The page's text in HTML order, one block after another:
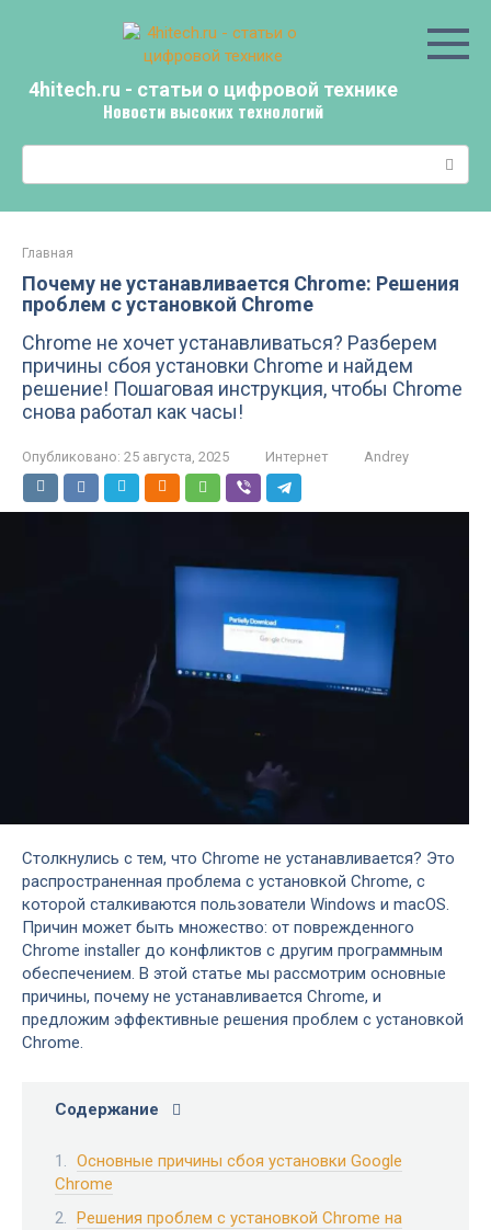
4hitech.ru - статьи о цифровой технике
Новости высоких технологий
Главная
Почему не устанавливается Chrome: Решения
проблем с установкой Chrome
Chrome не хочет устанавливаться? Разберем
причины сбоя установки Chrome и найдем
решение! Пошаговая инструкция, чтобы Chrome
снова работал как часы!
Опубликовано: 25 августа, 2025 Интернет Andrey
Столкнулись с тем, что Chrome не устанавливается? Это
распространенная проблема с установкой Chrome, с
которой сталкиваются пользователи Windows и macOS.
Причин может быть множество: от поврежденного
Chrome installer до конфликтов с другим программным
обеспечением. В этой статье мы рассмотрим основные
причины, почему не устанавливается Chrome, и
предложим эффективные решения проблем с установкой
Chrome.
Содержание
Основные причины сбоя установки Google
Chrome
Решения проблем с установкой Chrome на